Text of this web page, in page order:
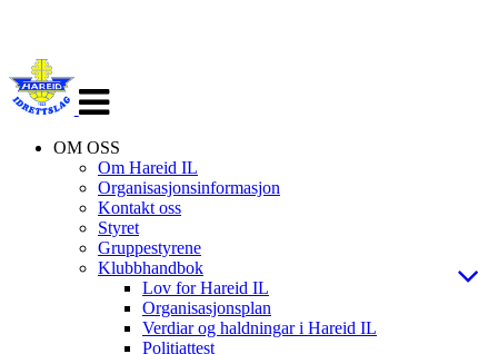
navigasjon
OM OSS
Om Hareid IL
Organisasjonsinformasjon
Kontakt oss
Styret
Gruppestyrene
Klubbhandbok
Lov for Hareid IL
Organisasjonsplan
Verdiar og haldningar i Hareid IL
Politiattest